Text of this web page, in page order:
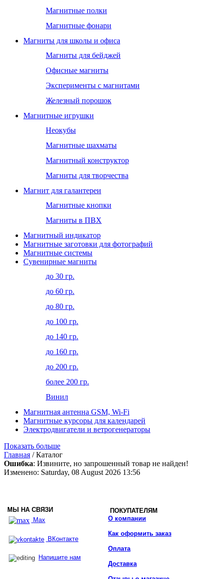
Магнитные полки
Магнитные фонари
Магниты для школы и офиса
Магниты для бейджей
Офисные магниты
Эксперименты с магнитами
Железный порошок
Магнитные игрушки
Неокубы
Магнитные шахматы
Магнитный конструктор
Магниты для творчества
Магнит для галантереи
Магнитные кнопки
Магниты в ПВХ
Магнитный индикатор
Магнитные заготовки для фотографий
Магнитные системы
Сувенирные магниты
до 30 гр.
до 60 гр.
до 80 гр.
до 100 гр.
до 140 гр.
до 160 гр.
до 200 гр.
более 200 гр.
Винил
Магнитная антенна GSM, Wi-Fi
Магнитные курсоры для календарей
Электродвигатели и ветрогенераторы
Показать больше
Главная / Каталог
Ошибка: Извините, но запрошенный товар не найден!
Изменено: Saturday, 08 August 2026 13:56
МЫ НА СВЯЗИ
ПОКУПАТЕЛЯМ
Max
ВКонтакте
Напишите нам
О компании
Как оформить заказ
Оплата
Доставка